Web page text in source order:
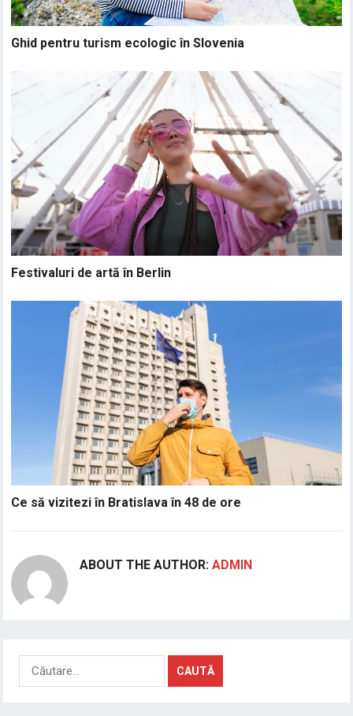
Ghid pentru turism ecologic în Slovenia
Festivaluri de artă în Berlin
Ce să vizitezi în Bratislava în 48 de ore
ABOUT THE AUTHOR:ADMIN
Caută